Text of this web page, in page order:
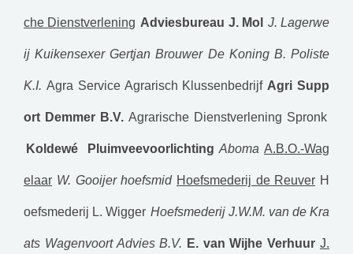
che Dienstverlening Adviesbureau J. Mol J. Lagerwe
ij Kuikensexer Gertjan Brouwer De Koning B. Poliste
K.I. Agra Service Agrarisch Klussenbedrijf Agri Supp
ort Demmer B.V. Agrarische Dienstverlening Spronk
Koldewé Pluimveevoorlichting Aboma A.B.O.-Wag
elaar W. Gooijer hoefsmid Hoefsmederij de Reuver H
oefsmederij L. Wigger Hoefsmederij J.W.M. van de Kra
ats Wagenvoort Advies B.V. E. van Wijhe Verhuur J.